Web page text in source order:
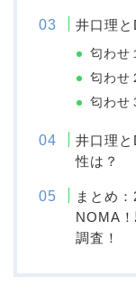
井口理
匂わせ
匂わせ
匂わせ
井口理
性は？
まとめ
NOMA
調査！